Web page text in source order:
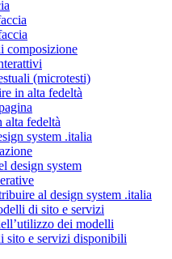
composizione
(microtesti)
in alta fedeltà
fedeltà
system .italia
design system
al design system .italia
di sito e servizi
dei modelli
sito e servizi disponibili